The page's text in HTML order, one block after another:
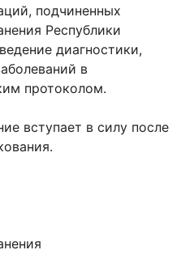
подчиненных
Республики
диагностики,
в
протоколом.
вступает в силу после